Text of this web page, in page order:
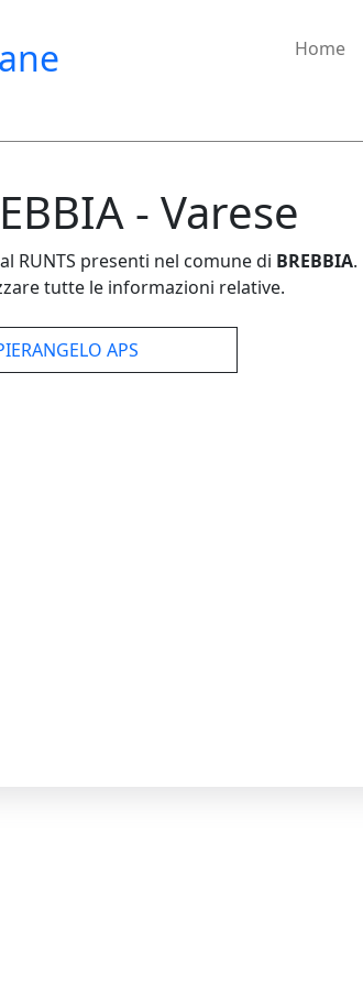
Home
- Varese
RUNTS presenti nel comune di BREBBIA.
tutte le informazioni relative.
APS